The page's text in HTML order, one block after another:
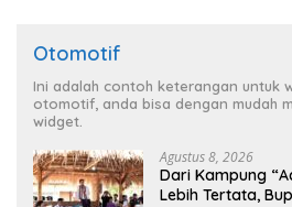
Otomotif
Ini adalah contoh keterangan untuk
otomotif, anda bisa dengan mudah
widget.
Agustus 8, 2026
Dari Kampung
Lebih Tertata,